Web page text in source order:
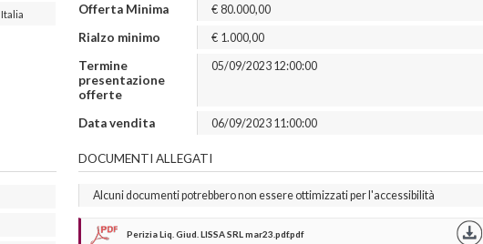
Italia Offerta Minima € 80.000,00
Rialzo minimo € 1.000,00
Termine
presentazione
offerte
05/09/2023 12:00:00
Data vendita 06/09/2023 11:00:00
DOCUMENTI ALLEGATI
Alcuni documenti potrebbero non essere ottimizzati per l'accessibilità
Perizia Liq. Giud. LISSA SRL mar23.pdf.pdf